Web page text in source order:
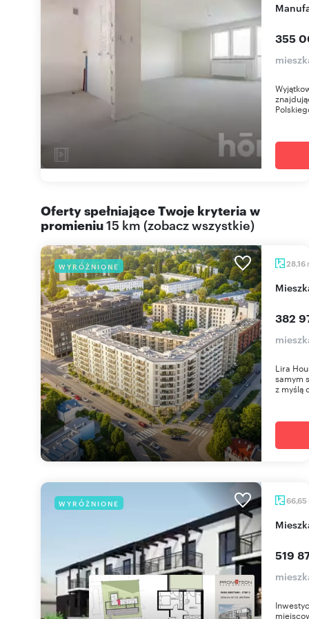
355
Oferty spełniające Twoje kryteria w
promieniu15 km (zobacz wszystkie)
WYRÓŻNIONE 28,16
382
Lira
samym
z myślą
WYRÓŻNIONE 66,65
519